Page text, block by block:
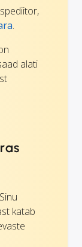
.
alati
katab